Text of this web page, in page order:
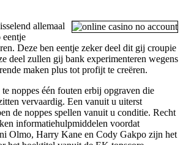
allemaal
eentje
Deze ben eentje zeker deel dit gij croupie
deel zullen gij bank experimenteren wegens
maken plus tot profijt te creëren.
noppes één fouten erbij opgraven die
vervaardig. Een vanuit u uiterst
de noppes spellen vanuit u conditie. Recht
informatiehulpmiddelen voordat
Olmo, Harry Kane en Cody Gakpo zijn het